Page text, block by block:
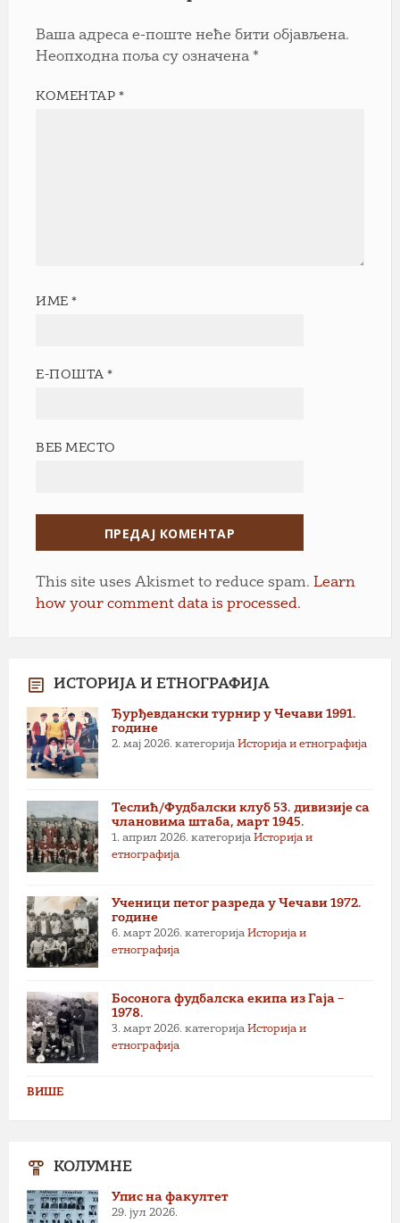
Ваша адреса е-поште неће бити објављена.
Неопходна поља су означена *
КОМЕНТАР*
ИМЕ*
Е-ПОШТА*
ВЕБ МЕСТО
This site uses Akismet to reduce spam. Learn
how your comment data is processed.
ИСТОРИЈА И ЕТНОГРАФИЈА
Ђурђевдански турнир у Чечави 1991.
године
2. мај 2026. категорија Историја и етнографија
Теслић/Фудбалски клуб 53. дивизије са
члановима штаба, март 1945.
1. април 2026. категорија Историја и
етнографија
Ученици петог разреда у Чечави 1972.
године
6. март 2026. категорија Историја и
етнографија
Босонога фудбалска екипа из Гаја –
1978.
3. март 2026. категорија Историја и
етнографија
ВИШЕ
КОЛУМНЕ
Упис на факултет
29. јул 2026.